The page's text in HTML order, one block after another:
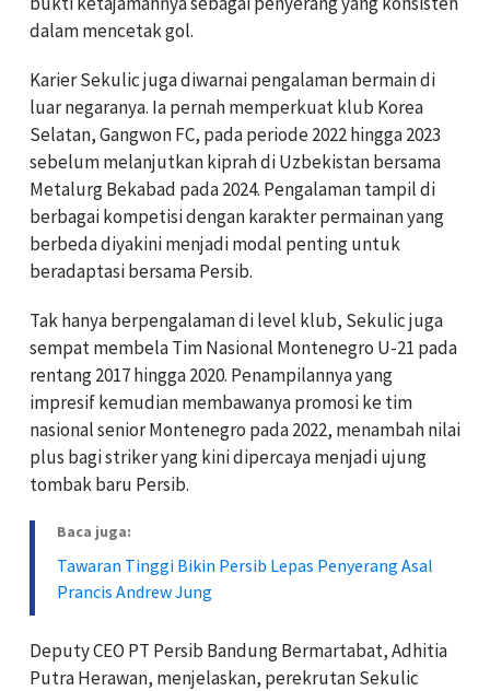
dalam mencetak gol.
Karier Sekulic juga diwarnai pengalaman bermain di
luar negaranya. Ia pernah memperkuat klub Korea
Selatan, Gangwon FC, pada periode 2022 hingga 2023
sebelum melanjutkan kiprah di Uzbekistan bersama
Metalurg Bekabad pada 2024. Pengalaman tampil di
berbagai kompetisi dengan karakter permainan yang
berbeda diyakini menjadi modal penting untuk
beradaptasi bersama Persib.
Tak hanya berpengalaman di level klub, Sekulic juga
sempat membela Tim Nasional Montenegro U-21 pada
rentang 2017 hingga 2020. Penampilannya yang
impresif kemudian membawanya promosi ke tim
nasional senior Montenegro pada 2022, menambah nilai
plus bagi striker yang kini dipercaya menjadi ujung
tombak baru Persib.
Baca juga:
Tawaran Tinggi Bikin Persib Lepas Penyerang Asal
Prancis Andrew Jung
Deputy CEO PT Persib Bandung Bermartabat, Adhitia
Putra Herawan, menjelaskan, perekrutan Sekulic